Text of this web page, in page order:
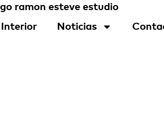
Interior Noticias